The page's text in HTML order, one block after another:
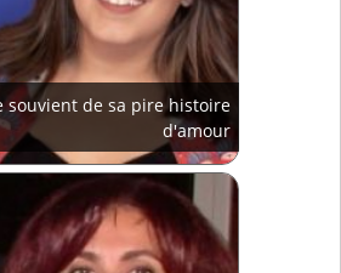
souvient de sa pire histoire
d'amour